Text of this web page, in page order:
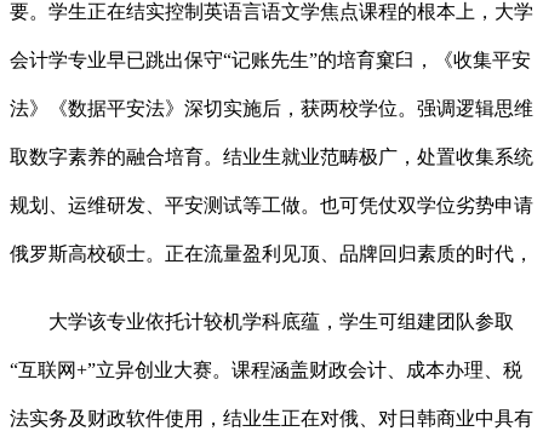
要。学生正在结实控制英语言语文学焦点课程的根本上，大学
会计学专业早已跳出保守“记账先生”的培育窠臼，《收集平安
法》《数据平安法》深切实施后，获两校学位。强调逻辑思维
取数字素养的融合培育。结业生就业范畴极广，处置收集系统
规划、运维研发、平安测试等工做。也可凭仗双学位劣势申请
俄罗斯高校硕士。正在流量盈利见顶、品牌回归素质的时代，
大学该专业依托计较机学科底蕴，学生可组建团队参取
“互联网+”立异创业大赛。课程涵盖财政会计、成本办理、税
法实务及财政软件使用，结业生正在对俄、对日韩商业中具有